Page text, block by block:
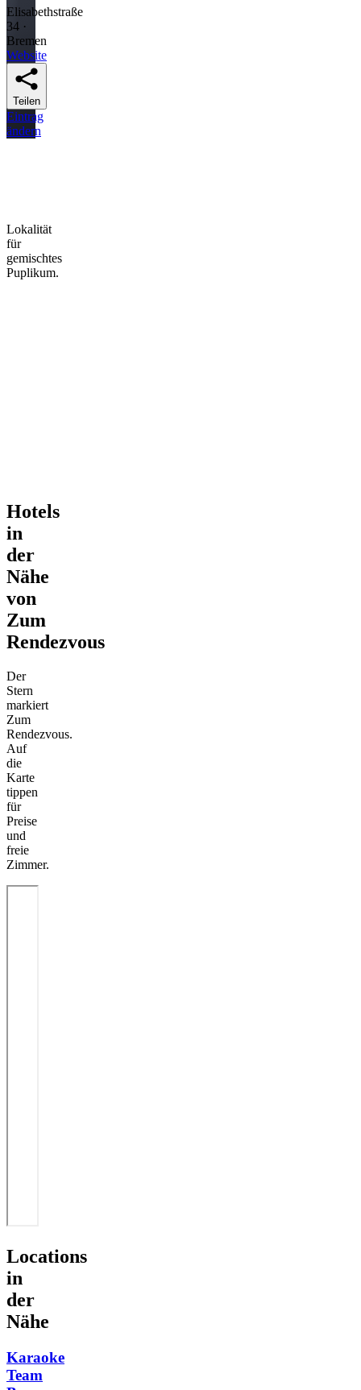
Elisabethstraße
34 ·
Bremen
Website
Teilen
Eintrag
ändern
Lokalität
für
gemischtes
Puplikum.
Hotels
in
der
Nähe
von
Zum
Rendezvous
Der
Stern
markiert
Zum
Rendezvous.
Auf
die
Karte
tippen
für
Preise
und
freie
Zimmer.
Locations
in
der
Nähe
Karaoke
Team